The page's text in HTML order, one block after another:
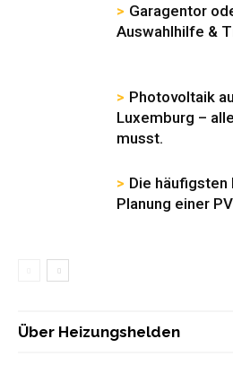
Garagentor
Auswahlhilfe &
Photovoltaik
Luxemburg –
musst.
Die häufigsten
Planung einer
Über Heizungshelden